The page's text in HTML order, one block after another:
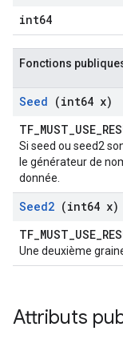
int64
Fonctions
Seed (int64 x)
Si seed ou seed2
le générateur de
donnée.
Seed2 (int64 x)
Une deuxième
Attributs